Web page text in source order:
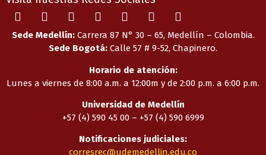
Sede Medellín:Carrera 87 N° 30 – 65, Medellín – Colombia.
Sede Bogotá: Calle 57 # 9-52, Chapinero.
Horario de atención:
Lunes a viernes de 8:00 a.m. a 12:00m y de 2:00 p.m. a 6:00 p.m.
Universidad de Medellín
+57 (4) 590 45 00 – +57 (4) 590 6999
Notificaciones judiciales:
corresrec@udemedellin.edu.co